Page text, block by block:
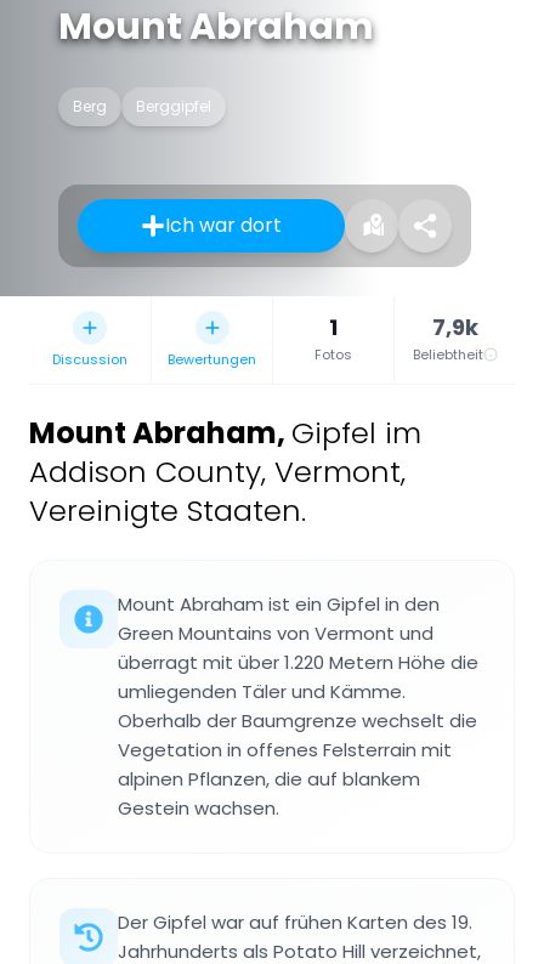
Mount Abraham
Berg Berggipfel
Ich war dort
Discussion Bewertungen
1
Fotos
7,9k
Beliebtheit
Mount Abraham, Gipfel im
Addison County, Vermont,
Vereinigte Staaten.
Mount Abraham ist ein Gipfel in den
Green Mountains von Vermont und
überragt mit über 1.220 Metern Höhe die
umliegenden Täler und Kämme.
Oberhalb der Baumgrenze wechselt die
Vegetation in offenes Felsterrain mit
alpinen Pflanzen, die auf blankem
Gestein wachsen.
Der Gipfel war auf frühen Karten des 19.
Jahrhunderts als Potato Hill verzeichnet,